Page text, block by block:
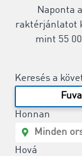
Naponta
raktérjánlatot
mint 55
Keresés a
Honnan
Hová